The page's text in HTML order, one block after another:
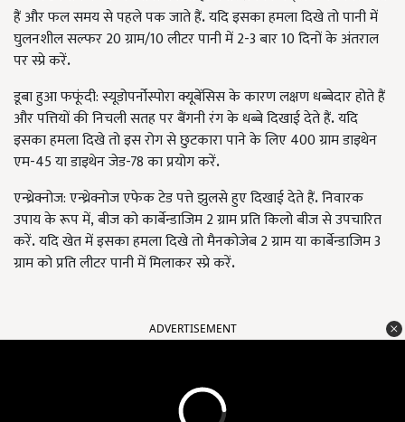
हैं और फल समय से पहले पक जाते हैं.यदि इसका हमला दिखे तो पानी में
घुलनशील सल्फर 20 ग्राम/10 लीटर पानी में 2-3 बार 10 दिनों के अंतराल
पर स्प्रे करें.
डूबा हुआ फफूंदी: स्यूडोपर्नोस्पोरा क्यूबेंसिस के कारण लक्षण धब्बेदार होते हैं
और पत्तियों की निचली सतह पर बैंगनी रंग के धब्बे दिखाई देते हैं.यदि
इसका हमला दिखे तो इस रोग से छुटकारा पाने के लिए 400 ग्राम डाइथेन
एम-45 या डाइथेन जेड-78 का प्रयोग करें.
एन्थ्रेक्नोज: एन्थ्रेक्नोज एफेक टेड पत्ते झुलसे हुए दिखाई देते हैं.निवारक
उपाय के रूप में,बीज को कार्बेन्डाजिम 2 ग्राम प्रति किलो बीज से उपचारित
करें.यदि खेत में इसका हमला दिखे तो मैनकोजेब 2 ग्राम या कार्बेन्डाजिम 3
ग्राम को प्रति लीटर पानी में मिलाकर स्प्रे करें.
ADVERTISEMENT